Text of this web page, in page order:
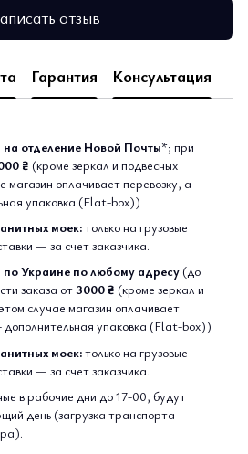
отзыв
Гарантия Консультация
на отделение Новой Почты*; при
₴ (кроме зеркал и подвесных
магазин оплачивает перевозку, а
упаковка (Flat-box))
моек:только на грузовые
— за счет заказчика.
по Украине по любому адресу (до
заказа от3000 ₴ (кроме зеркал и
случае магазин оплачивает
дополнительная упаковка (Flat-box))
моек:только на грузовые
— за счет заказчика.
в рабочие дни до 17-00, будут
день (загрузка транспорта